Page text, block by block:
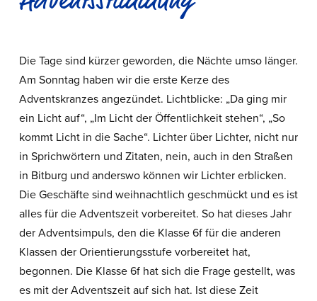
Die Tage sind kürzer geworden, die Nächte umso länger.
Am Sonntag haben wir die erste Kerze des
Adventskranzes angezündet. Lichtblicke: „Da ging mir
ein Licht auf“, „Im Licht der Öffentlichkeit stehen“, „So
kommt Licht in die Sache“. Lichter über Lichter, nicht nur
in Sprichwörtern und Zitaten, nein, auch in den Straßen
in Bitburg und anderswo können wir Lichter erblicken.
Die Geschäfte sind weihnachtlich geschmückt und es ist
alles für die Adventszeit vorbereitet. So hat dieses Jahr
der Adventsimpuls, den die Klasse 6f für die anderen
Klassen der Orientierungsstufe vorbereitet hat,
begonnen. Die Klasse 6f hat sich die Frage gestellt, was
es mit der Adventszeit auf sich hat. Ist diese Zeit